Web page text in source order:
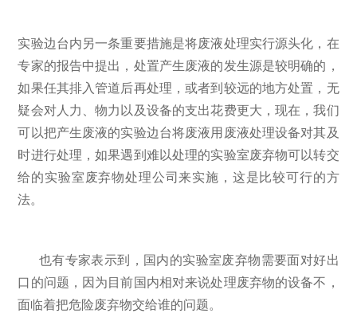
实验边台内另一条重要措施是将废液处理实行源头化，在
专家的报告中提出，处置产生废液的发生源是较明确的，
如果任其排入管道后再处理，或者到较远的地方处置，无
疑会对人力、物力以及设备的支出花费更大，现在，我们
可以把产生废液的实验边台将废液用废液处理设备对其及
时进行处理，如果遇到难以处理的实验室废弃物可以转交
给的实验室废弃物处理公司来实施，这是比较可行的方
法。
也有专家表示到，国内的实验室废弃物需要面对好出
口的问题，因为目前国内相对来说处理废弃物的设备不，
面临着把危险废弃物交给谁的问题。